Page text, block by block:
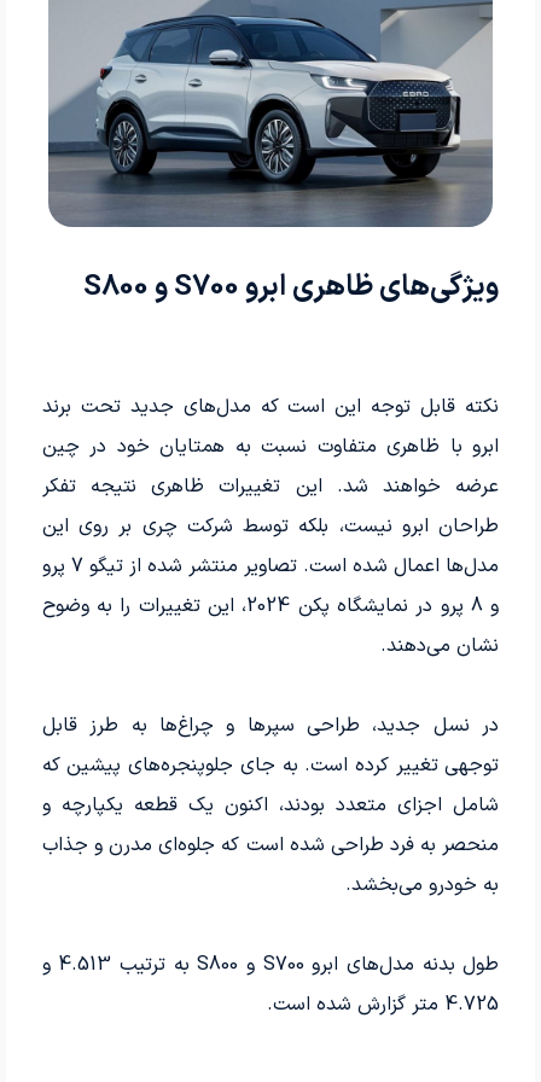
ویژگی‌های ظاهری ابرو S700 و S800
نکته قابل توجه این است که مدل‌های جدید تحت برند
ابرو با ظاهری متفاوت نسبت به همتایان خود در چین
عرضه خواهند شد. این تغییرات ظاهری نتیجه تفکر
طراحان ابرو نیست، بلکه توسط شرکت چری بر روی این
مدل‌ها اعمال شده است. تصاویر منتشر شده از تیگو 7 پرو
و 8 پرو در نمایشگاه پکن 2024، این تغییرات را به وضوح
نشان می‌دهند.
در نسل جدید، طراحی سپرها و چراغ‌ها به طرز قابل
توجهی تغییر کرده است. به جای جلوپنجره‌های پیشین که
شامل اجزای متعدد بودند، اکنون یک قطعه یکپارچه و
منحصر به فرد طراحی شده است که جلوه‌ای مدرن و جذاب
به خودرو می‌بخشد.
طول بدنه مدل‌های ابرو S700 و S800 به ترتیب 4.513 و
4.725 متر گزارش شده است.